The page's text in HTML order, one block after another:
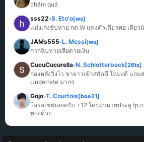
chậm quá
sss22»S. Eto'o[ws]
แม่งเก่งชิปหาย กด W แทงตัวเดียวพอ เดี๋ยว
JAMs555»L. Messi[ws]
กากฉิบหายเสียดายเงิน
CucuCucurella»N. Schlotterbeck[26ts]
กองหลังวิ่งไว ขายาวเข้าสกัดดี โหม่งดี แถม
Underrate มากๆ
Gojo»T. Courtois[boe21]
โครตเซฟเลยครับ +12 ใครหานายประตู fp
ทองด้วย